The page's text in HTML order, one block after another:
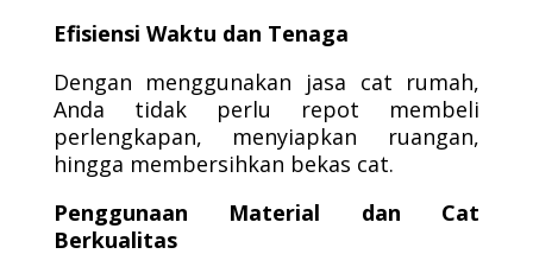
Efisiensi Waktu dan Tenaga
Dengan menggunakan jasa cat rumah,
Anda tidak perlu repot membeli
perlengkapan, menyiapkan ruangan,
hingga membersihkan bekas cat.
Penggunaan Material dan Cat
Berkualitas